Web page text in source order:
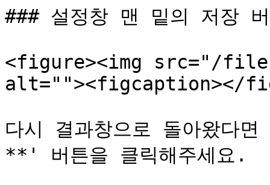
### 설정창 맨 밑의 저장
<figure><img src="/files/
alt=""><figcaption></
다시 결과창으로 돌아왔다
**' 버튼을 클릭해주세요.